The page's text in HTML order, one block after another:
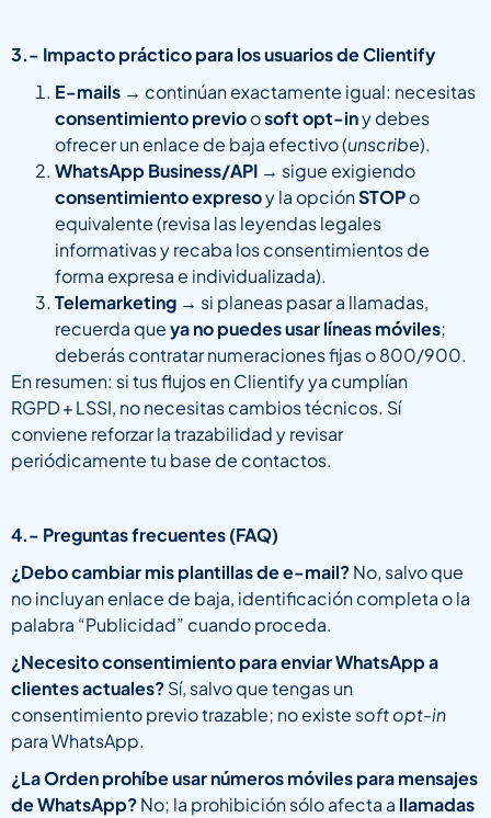
3.- Impacto práctico para los usuarios de Clientify
E-mails → continúan exactamente igual: necesitas
consentimiento previoosoft opt-iny debes
ofrecer un enlace de baja efectivo (unscribe).
WhatsApp Business/API → sigue exigiendo
consentimiento expresoy la opciónSTOPo
equivalente (revisa las leyendas legales
informativas y recaba los consentimientos de
forma expresa e individualizada).
Telemarketing → si planeas pasar a llamadas,
recuerda queya no puedes usar líneas móviles;
deberás contratar numeraciones fijas o 800/900.
En resumen: si tus flujos en Clientify ya cumplían
RGPD+LSSI, no necesitas cambios técnicos. Sí
conviene reforzar la trazabilidad y revisar
periódicamente tu base de contactos.
4.- Preguntas frecuentes (FAQ)
¿Debo cambiar mis plantillas de e-mail?No, salvo que
no incluyan enlace de baja, identificación completa o la
palabra “Publicidad” cuando proceda.
¿Necesito consentimiento para enviar WhatsApp a
clientes actuales?Sí, salvo que tengas un
consentimiento previo trazable; no existesoft opt-in
para WhatsApp.
¿La Orden prohíbe usar números móviles para mensajes
de WhatsApp?No; la prohibición sólo afecta a llamadas